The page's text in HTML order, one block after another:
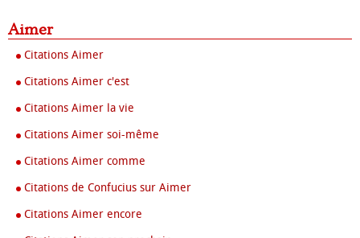
Aimer
Citations Aimer
Citations Aimer c'est
Citations Aimer la vie
Citations Aimer soi-même
Citations Aimer comme
Citations de Confucius sur Aimer
Citations Aimer encore